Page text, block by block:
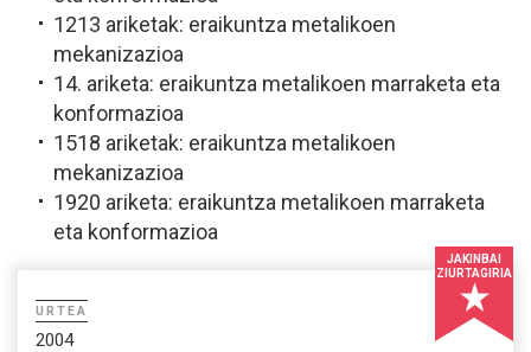
1213 ariketak: eraikuntza metalikoen
mekanizazioa
14. ariketa: eraikuntza metalikoen marraketa eta
konformazioa
1518 ariketak: eraikuntza metalikoen
mekanizazioa
1920 ariketa: eraikuntza metalikoen marraketa
eta konformazioa
JAKINBAI
ZIURTAGIRIA
URTEA
2004